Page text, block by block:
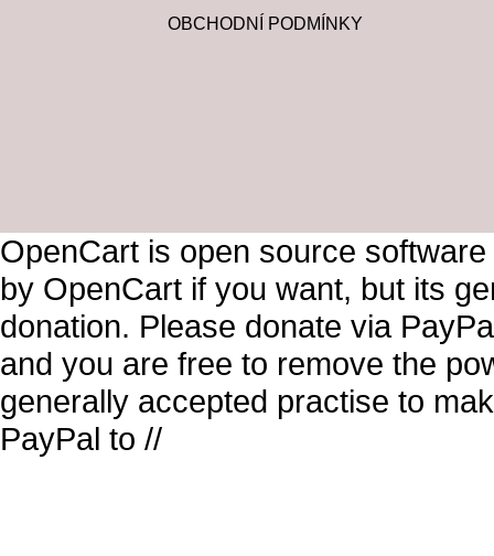
OBCHODNÍ PODMÍNKY
OpenCart is open source
by OpenCart if you want, but its
donation. Please donate via
and you are free to remove the
generally accepted practise to
PayPal to //